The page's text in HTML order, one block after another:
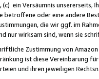
ein Versäumnis unsererseits,
betroffene oder eine andere
die wir ggf. im
nur wirksam sind, wenn sie
Zustimmung von
ist diese Vereinbarung
und ihren jeweiligen